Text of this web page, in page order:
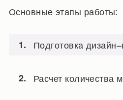
Основные этапы работы:
Подготовка
Расчет количества